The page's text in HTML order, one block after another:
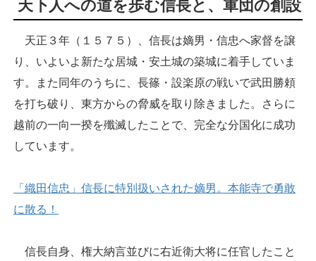
天下人への道を歩む信長と、軍団の創設
天正３年（１５７５）、信長は嫡男・信忠へ家督を譲
り、いよいよ新たな居城・安土城の築城に着手していま
す。また同年のうちに、長篠・設楽原の戦いで武田勝頼
を打ち破り、東方からの脅威を取り除きました。さらに
越前の一向一揆を殲滅したことで、完全な分国化に成功
しています。
「織田信忠」信長に特別扱いされた嫡男。本能寺で勇敢
に散る！
信長自身、権大納言並びに右近衛大将に任官したこと